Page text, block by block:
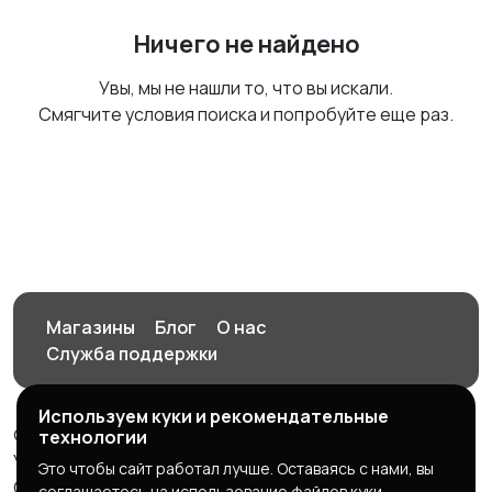
Ничего не найдено
Увы, мы не нашли то, что вы искали.
Смягчите условия поиска и попробуйте еще раз.
Магазины Блог
О нас
Служба поддержки
© 2026 Орен-АЙ - Авто | Недвижимость | Работа |
Услуги
Используем куки и рекомендательные
технологии
Это чтобы сайт работал лучше. Оставаясь с нами, вы